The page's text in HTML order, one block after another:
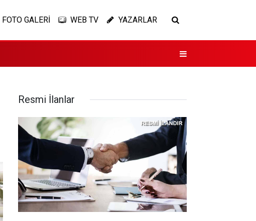
FOTO GALERİ WEB TV YAZARLAR
Resmi İlanlar